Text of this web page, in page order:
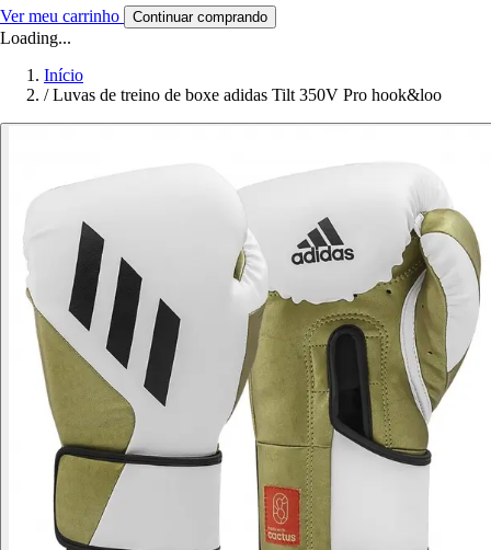
Ver meu carrinho Continuar comprando
Loading...
Início
/ Luvas de treino de boxe adidas Tilt 350V Pro hook&loo